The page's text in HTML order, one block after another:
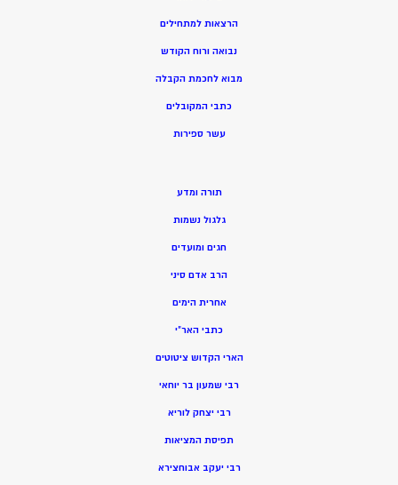
הרצאות למתחילים
נבואה ורוח הקודש
מבוא לחכמת הקבלה
כתבי המקובלים
עשר ספירות
תורה ומדע
גלגול נשמות
חגים ומועדים
הרב אדם סיני
אחרית הימים
כתבי האר”י
הארי הקדוש ציטוטים
רבי שמעון בר יוחאי
רבי יצחק לוריא
תפיסת המציאות
רבי יעקב אבוחצירא